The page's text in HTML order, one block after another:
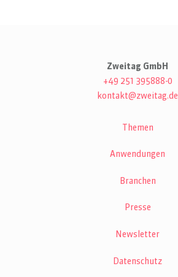
Zweitag GmbH
+49 251 395888-0
kontakt@zweitag.de
Themen
Anwendungen
Branchen
Presse
Newsletter
Datenschutz